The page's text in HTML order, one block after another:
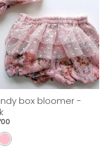
box bloomer -